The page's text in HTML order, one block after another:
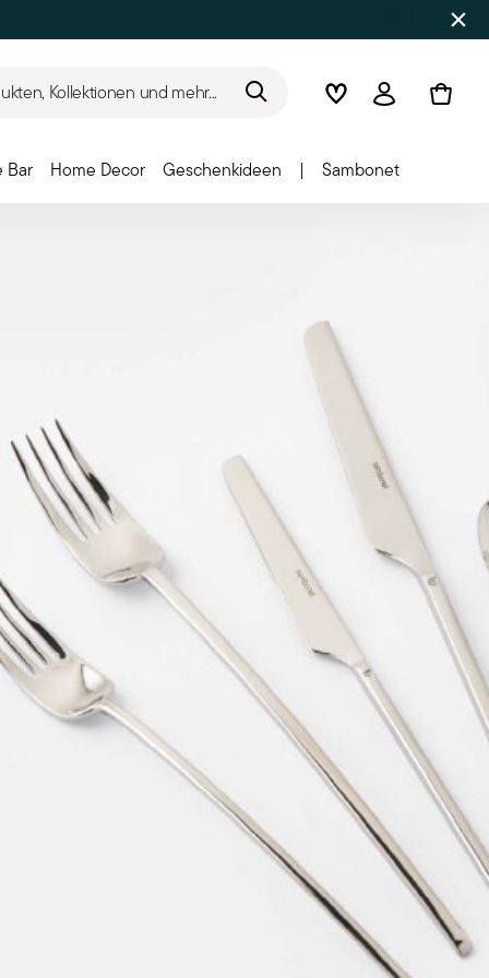
Kollektionen und mehr... WishlistAnmelden
Bar Home Decor Geschenkideen | Sambonet